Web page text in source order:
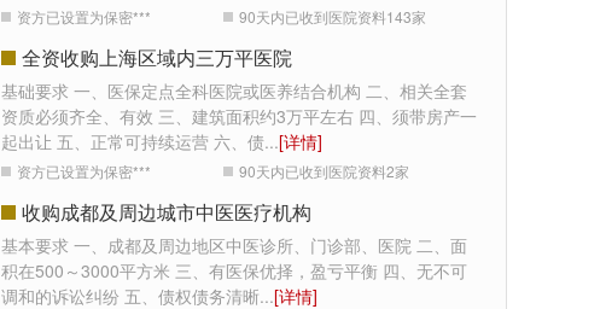
资方已设置为保密*** 90天内已收到医院资料143家
全资收购上海区域内三万平医院
基础要求 一、医保定点全科医院或医养结合机构 二、相关全套
资质必须齐全、有效 三、建筑面积约3万平左右 四、须带房产一
起出让 五、正常可持续运营 六、债...[详情]
资方已设置为保密*** 90天内已收到医院资料2家
收购成都及周边城市中医医疗机构
基本要求 一、成都及周边地区中医诊所、门诊部、医院 二、面
积在500～3000平方米 三、有医保优择，盈亏平衡 四、无不可
调和的诉讼纠纷 五、债权债务清晰...[详情]